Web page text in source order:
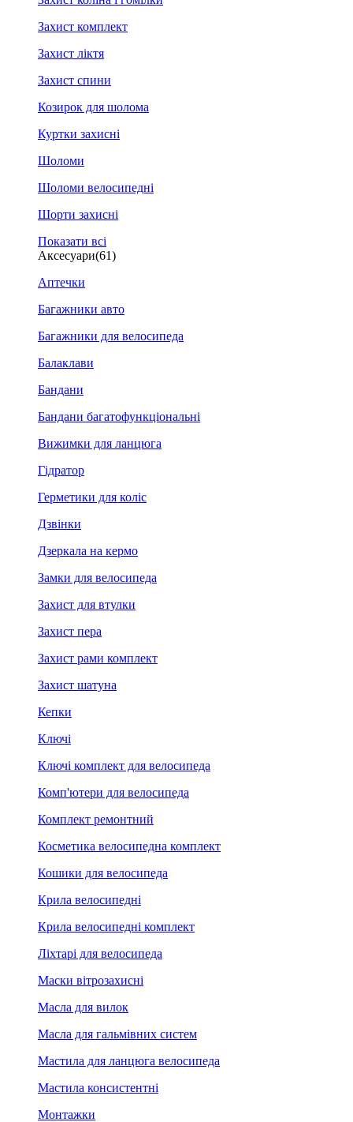
Захист комплект
Захист ліктя
Захист спини
Козирок для шолома
Куртки захисні
Шоломи
Шоломи велосипедні
Шорти захисні
Показати всі
Аксесуари(61)
Аптечки
Багажники авто
Багажники для велосипеда
Балаклави
Бандани
Бандани багатофункціональні
Вижимки для ланцюга
Гідратор
Герметики для коліс
Дзвінки
Дзеркала на кермо
Замки для велосипеда
Захист для втулки
Захист пера
Захист рами комплект
Захист шатуна
Кепки
Ключі
Ключі комплект для велосипеда
Комп'ютери для велосипеда
Комплект ремонтний
Косметика велосипедна комплект
Кошики для велосипеда
Крила велосипедні
Крила велосипедні комплект
Ліхтарі для велосипеда
Маски вітрозахисні
Масла для вилок
Масла для гальмівних систем
Мастила для ланцюга велосипеда
Мастила консистентні
Монтажки